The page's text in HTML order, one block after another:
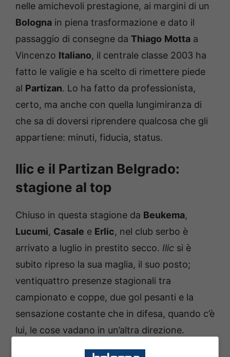
nelle amichevoli prestagione, ai margini di un
Bologna in piena trasformazione e dato il
passaggio di consegne da Thiago Motta a
Vincenzo Italiano, il centrale classe 2003 ha
fatto le valigie e ha scelto di rimettere piede
al Partizan. Lo ha fatto da professionista,
certo, ma anche con quella lungimiranza di
che sa di doversi riprendere qualcosa che gli
appartiene: minuti, fiducia, status.
Ilic e il Partizan Belgrado:
stagione al top
Chiuso in questa stagione da Beukema,
Lucumi, Casale e Erlic, nel club serbo è
arrivato a luglio in prestito secco. Ilic si è
subito ripreso la sua maglia, il suo posto;
ventiquattro presenze stagionali tra
campionato e coppe, due gol pesanti e la
sensazione costante che in difesa, quando c’è
lui, le cose vadano in un’altra direzione.